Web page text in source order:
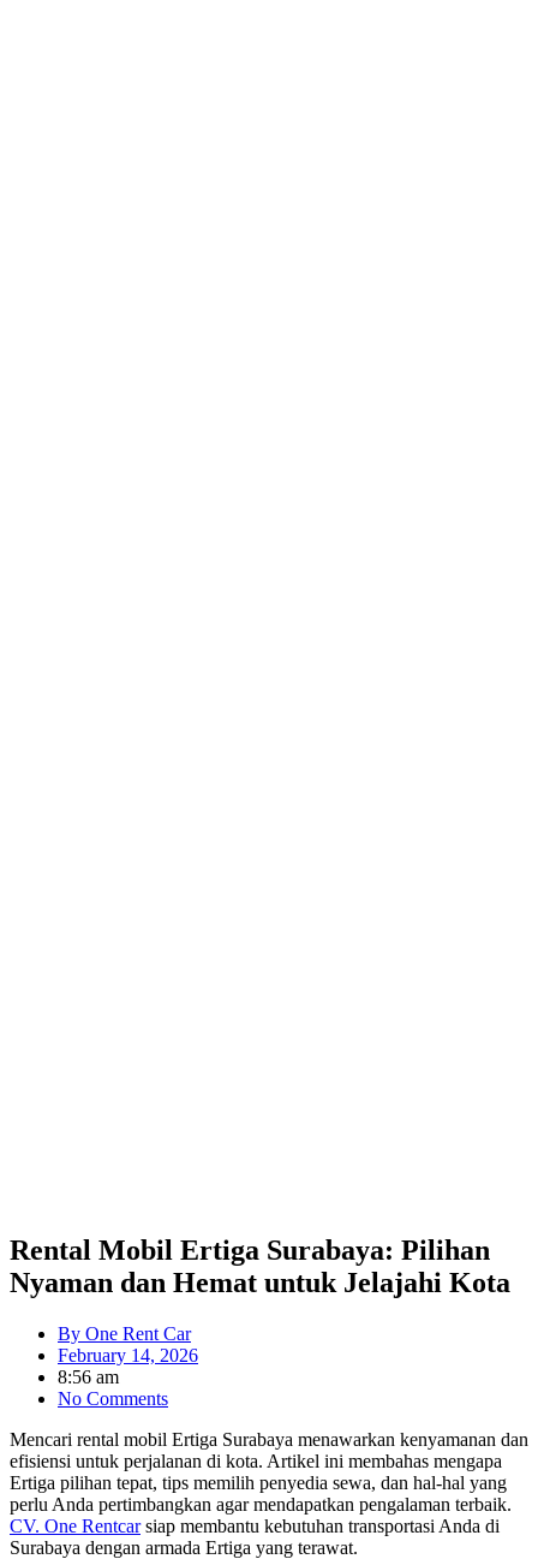
Rental Mobil Ertiga Surabaya: Pilihan
Nyaman dan Hemat untuk Jelajahi Kota
By One Rent Car
February 14, 2026
8:56 am
No Comments
Mencari rental mobil Ertiga Surabaya menawarkan kenyamanan dan
efisiensi untuk perjalanan di kota. Artikel ini membahas mengapa
Ertiga pilihan tepat, tips memilih penyedia sewa, dan hal-hal yang
perlu Anda pertimbangkan agar mendapatkan pengalaman terbaik.
CV. One Rentcarsiap membantu kebutuhan transportasi Anda di
Surabaya dengan armada Ertiga yang terawat.